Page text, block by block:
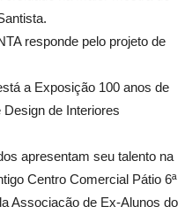
responde pelo projeto de
a Exposição 100 anos de
de Interiores
apresentam seu talento na
Centro Comercial Pátio 6ª
Associação de Ex-Alunos do